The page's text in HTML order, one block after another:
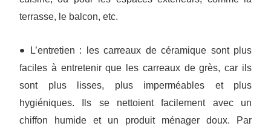
terrasse, le balcon, etc.
•
L’entretien : les carreaux de céramique sont plus
faciles à entretenir que les carreaux de grès, car ils
sont plus lisses, plus imperméables et plus
hygiéniques. Ils se nettoient facilement avec un
chiffon humide et un produit ménager doux. Par